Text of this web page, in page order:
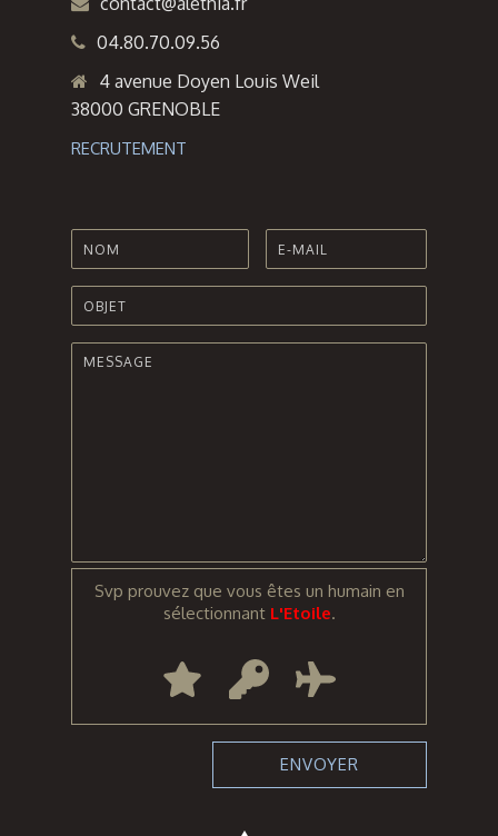
04.80.70.09.56
4 avenue Doyen Louis Weil
38000 GRENOBLE
RECRUTEMENT
Svp prouvez que vous êtes un humain en
sélectionnantL'Etoile.